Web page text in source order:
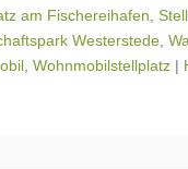
am Fischereihafen
Westerstede
Wohnmobilstellplatz |